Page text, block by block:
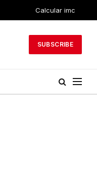
Calcular imc
SUBSCRIBE